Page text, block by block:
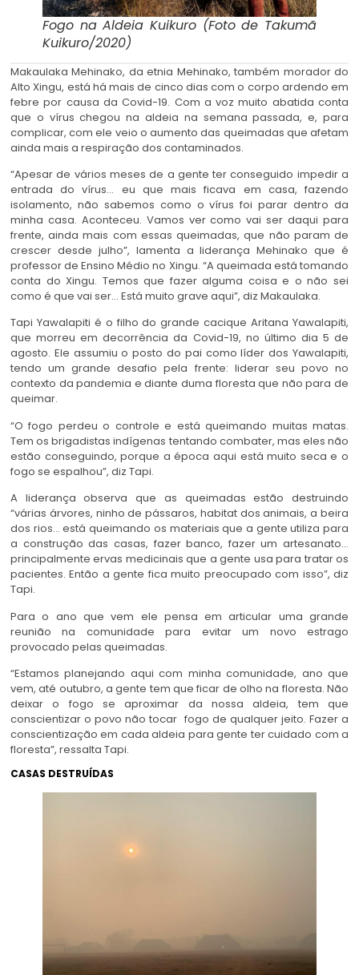
Fogo na Aldeia Kuikuro (Foto de Takumã
Kuikuro/2020)
Makaulaka Mehinako, da etnia Mehinako, também morador do
Alto Xingu, está há mais de cinco dias com o corpo ardendo em
febre por causa da Covid-19. Com a voz muito abatida conta
que o vírus chegou na aldeia na semana passada, e, para
complicar, com ele veio o aumento das queimadas que afetam
ainda mais a respiração dos contaminados.
“Apesar de vários meses de a gente ter conseguido impedir a
entrada do vírus… eu que mais ficava em casa, fazendo
isolamento, não sabemos como o vírus foi parar dentro da
minha casa. Aconteceu. Vamos ver como vai ser daqui para
frente, ainda mais com essas queimadas, que não param de
crescer desde julho”, lamenta a liderança Mehinako que é
professor de Ensino Médio no Xingu. “A queimada está tomando
conta do Xingu. Temos que fazer alguma coisa e o não sei
como é que vai ser… Está muito grave aqui”, diz Makaulaka.
Tapi Yawalapiti é o filho do grande cacique Aritana Yawalapiti,
que morreu em decorrência da Covid-19, no último dia 5 de
agosto. Ele assumiu o posto do pai como líder dos Yawalapiti,
tendo um grande desafio pela frente: liderar seu povo no
contexto da pandemia e diante duma floresta que não para de
queimar.
“O fogo perdeu o controle e está queimando muitas matas.
Tem os brigadistas indígenas tentando combater, mas eles não
estão conseguindo, porque a época aqui está muito seca e o
fogo se espalhou”, diz Tapi.
A liderança observa que as queimadas estão destruindo
“várias árvores, ninho de pássaros, habitat dos animais, a beira
dos rios… está queimando os materiais que a gente utiliza para
a construção das casas, fazer banco, fazer um artesanato…
principalmente ervas medicinais que a gente usa para tratar os
pacientes. Então a gente fica muito preocupado com isso”, diz
Tapi.
Para o ano que vem ele pensa em articular uma grande
reunião na comunidade para evitar um novo estrago
provocado pelas queimadas.
“Estamos planejando aqui com minha comunidade, ano que
vem, até outubro, a gente tem que ficar de olho na floresta. Não
deixar o fogo se aproximar da nossa aldeia, tem que
conscientizar o povo não tocar fogo de qualquer jeito. Fazer a
conscientização em cada aldeia para gente ter cuidado com a
floresta”, ressalta Tapi.
CASAS DESTRUÍDAS